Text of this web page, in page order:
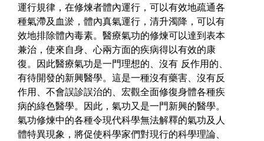
運行規律，在修煉者體內運行，可以有效地疏通各
種氣滯及血淤，體內真氣運行，清升濁降，可以有
效地排除體內毒素。醫療氣功的修煉可以達到表本
兼治，使來自身、心兩方面的疾病得以有效的康
復。因此醫療氣功是一門理想的、沒有 反作用的、
有待開發的新興醫學。這是一種沒有藥害、沒有反
作用、不會誤診誤治的、宏觀全面修復身體各種疾
病的綠色醫學。因此，氣功又是一門新興的醫學。
氣功修煉中的各種令現代科學無法解釋的氣功及人
體特異現象，將促使科學家們對現行的科學理論、